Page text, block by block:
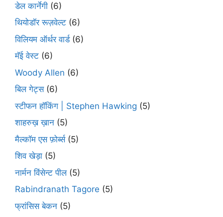
डेल कार्नेगी (6)
थियोडॉर रूज़वेल्ट (6)
विलियम ऑर्थर वार्ड(6)
मॅई वेस्ट (6)
Woody Allen (6)
बिल गेट्स(6)
स्टीफन हॉकिंग | Stephen Hawking (5)
शाहरुख़ ख़ान (5)
मैल्कॉम एस फ़ोर्ब्स(5)
शिव खेड़ा (5)
नार्मन विंसेन्ट पील(5)
Rabindranath Tagore (5)
फ्रांसिस बेकन (5)